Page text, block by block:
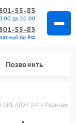
55-83
до 20:00
55-83
по РФ
Позвонить
D4 в Иванове